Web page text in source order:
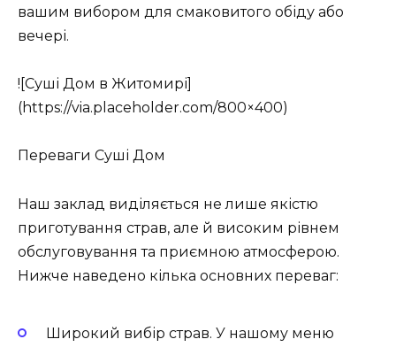
вашим вибором для смаковитого обіду або
вечері.
![Суші Дом в Житомирі]
(https://via.placeholder.com/800×400)
Переваги Суші Дом
Наш заклад виділяється не лише якістю
приготування страв, але й високим рівнем
обслуговування та приємною атмосферою.
Нижче наведено кілька основних переваг:
Широкий вибір страв. У нашому меню